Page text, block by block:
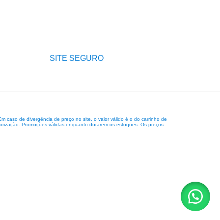
SITE SEGURO
caso de divergência de preço no site, o valor válido é o do carrinho de
Promoções válidas enquanto durarem os estoques. Os preços